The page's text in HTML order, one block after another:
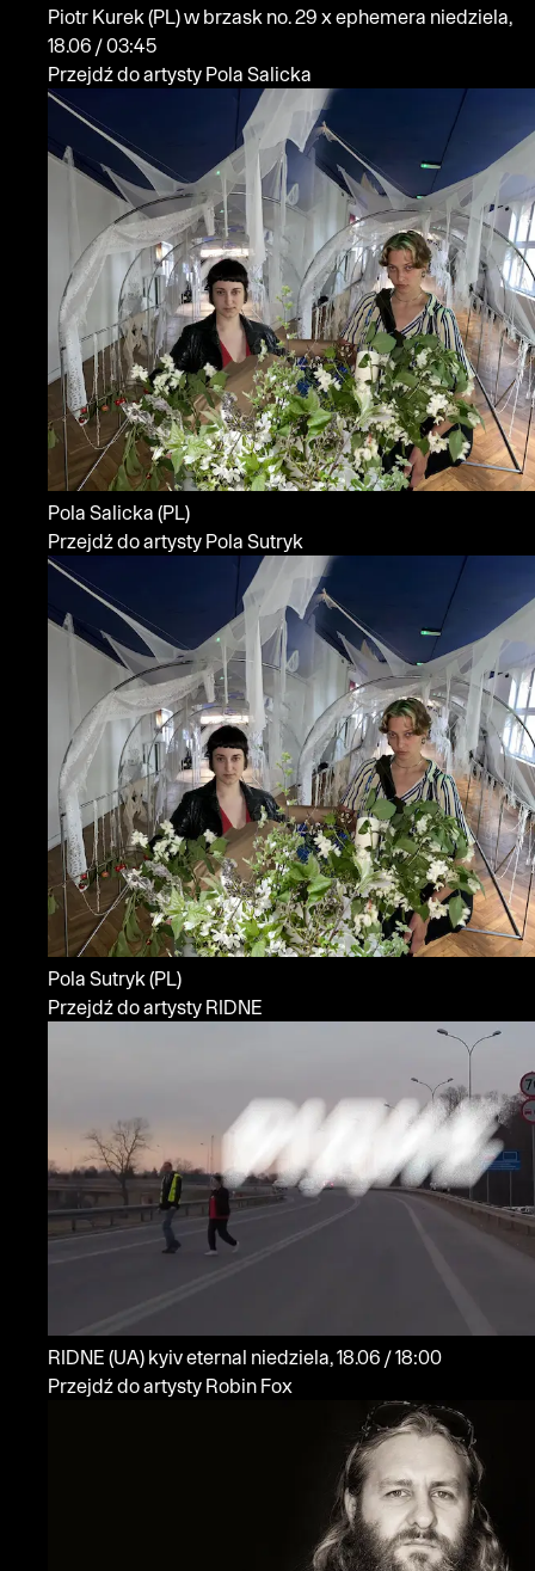
Piotr Kurek(PL)w brzask no. 29 x ephemera niedziela,
18.06 / 03:45
Przejdź do artysty Pola Salicka
Pola Salicka (PL)
Przejdź do artysty Pola Sutryk
Pola Sutryk(PL)
Przejdź do artysty RIDNE
RIDNE (UA) kyiv eternal
niedziela, 18.06 / 18:00
Przejdź do artysty Robin Fox